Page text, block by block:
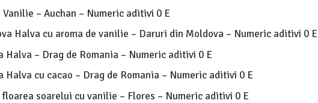
– Auchan – Numeric aditivi 0 E
Halva cu aroma de vanilie – Daruri din Moldova – Numeric aditivi 0 E
Halva – Drag de Romania – Numeric aditivi 0 E
Halva cu cacao – Drag de Romania – Numeric aditivi 0 E
soarelui cu vanilie – Flores – Numeric aditivi 0 E